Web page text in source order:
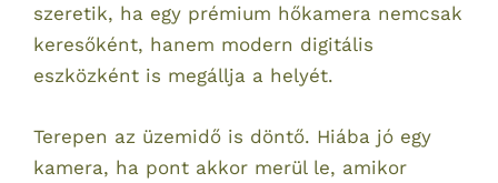
szeretik, ha egy prémium hőkamera nemcsak
keresőként, hanem modern digitális
eszközként is megállja a helyét.
Terepen az üzemidő is döntő. Hiába jó egy
kamera, ha pont akkor merül le, amikor